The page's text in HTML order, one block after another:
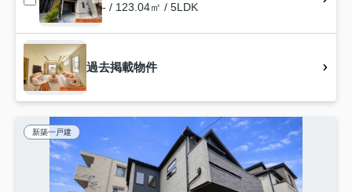
- / 123.04㎡ / 5LDK
過去掲載物件
新築一戸建